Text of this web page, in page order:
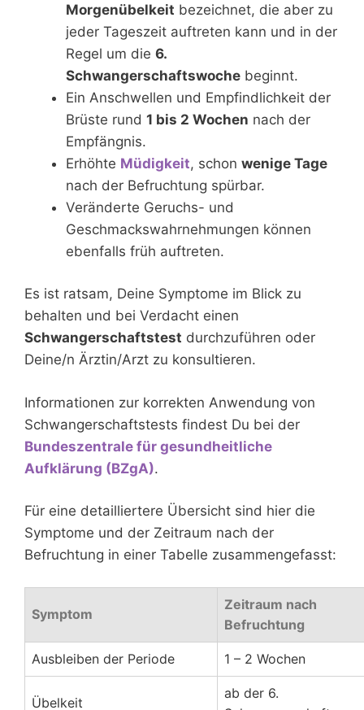
Morgenübelkeit bezeichnet, die aber zu
jeder Tageszeit auftreten kann und in der
Regel um die 6.
Schwangerschaftswoche beginnt.
Ein Anschwellen und Empfindlichkeit der
Brüste rund 1 bis 2 Wochen nach der
Empfängnis.
Erhöhte Müdigkeit, schon wenige Tage
nach der Befruchtung spürbar.
Veränderte Geruchs- und
Geschmackswahrnehmungen können
ebenfalls früh auftreten.
Es ist ratsam, Deine Symptome im Blick zu
behalten und bei Verdacht einen
Schwangerschaftstest durchzuführen oder
Deine/n Ärztin/Arzt zu konsultieren.
Informationen zur korrekten Anwendung von
Schwangerschaftstests findest Du bei der
Bundeszentrale für gesundheitliche
Aufklärung (BZgA).
Für eine detailliertere Übersicht sind hier die
Symptome und der Zeitraum nach der
Befruchtung in einer Tabelle zusammengefasst:
Symptom
Zeitraum nach
Befruchtung
Ausbleiben der Periode 1 – 2 Wochen
Übelkeit
ab der 6.